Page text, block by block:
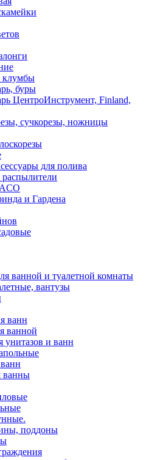
клумбы
буры
ЦентроИнструмент, Finland,
сучкорезы, ножницы
для полива
и Гардена
ванной и туалетной комнаты
вантузы
ванн
ванной
унитазов и ванн
ванны
поддоны